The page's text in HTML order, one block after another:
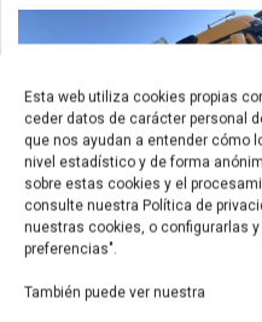
Esta web utiliza cookies propias
ceder datos de carácter personal
que nos ayudan a entender cómo
nivel estadístico y de forma
sobre estas cookies y el
consulte nuestra Política de
nuestras cookies, o configurarlas
preferencias".
También puede ver nuestra
Nuevos contenedores de 53ft
mayo 9, 2026